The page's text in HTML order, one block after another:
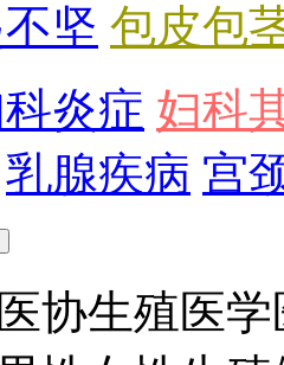
坚 包皮包
炎症 妇科
乳腺疾病 宫
协生殖医